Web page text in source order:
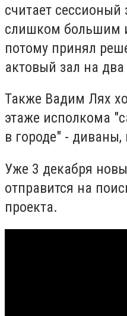
считает сессионый
слишком большим
потому принял
актовый зал на
Также Вадим Лях
этаже исполкома
в городе" - диваны,
Уже 3 декабря
отправится на
проекта.